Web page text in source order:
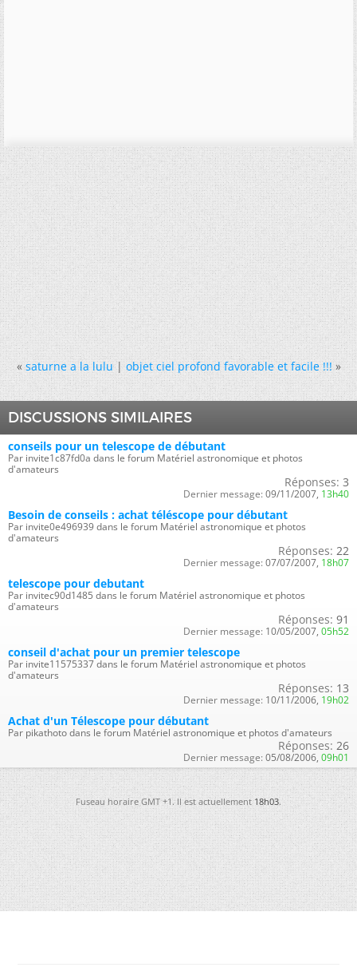
« saturne a la lulu|objet ciel profond favorable et facile !!! »
DISCUSSIONS SIMILAIRES
conseils pour un telescope de débutant
Par invite1c87fd0a dans le forum Matériel astronomique et photos
d'amateurs
Réponses: 3
Dernier message: 09/11/2007, 13h40
Besoin de conseils : achat téléscope pour débutant
Par invite0e496939 dans le forum Matériel astronomique et photos
d'amateurs
Réponses: 22
Dernier message: 07/07/2007, 18h07
telescope pour debutant
Par invitec90d1485 dans le forum Matériel astronomique et photos
d'amateurs
Réponses: 91
Dernier message: 10/05/2007, 05h52
conseil d'achat pour un premier telescope
Par invite11575337 dans le forum Matériel astronomique et photos
d'amateurs
Réponses: 13
Dernier message: 10/11/2006, 19h02
Achat d'un Télescope pour débutant
Par pikathoto dans le forum Matériel astronomique et photos d'amateurs
Réponses: 26
Dernier message: 05/08/2006, 09h01
Fuseau horaire GMT +1. Il est actuellement18h03.